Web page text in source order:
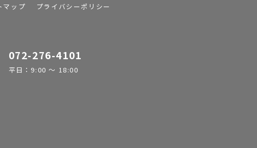
マップ プライバシーポリシー
072-276-4101
平日：9:00 ～ 18:00